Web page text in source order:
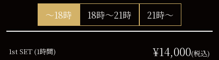
～18時 18時～21時 21時～
1st SET (1時間) ¥14,000(税込)